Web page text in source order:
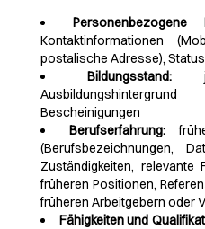
Personenbezogene
Kontaktinformationen
postalische Adresse),
Bildungsstand: je
Bescheinigungen
Berufserfahrung:
(Berufsbezeichnungen,
Zuständigkeiten, relevante
früheren Positionen,
früheren Arbeitgebern oder
Fähigkeiten und